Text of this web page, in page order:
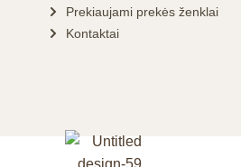
Prekiaujami prekės ženklai
Kontaktai